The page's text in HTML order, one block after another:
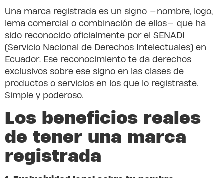
Una marca registrada es un signo —nombre, logo,
lema comercial o combinación de ellos— que ha
sido reconocido oficialmente por el SENADI
(Servicio Nacional de Derechos Intelectuales) en
Ecuador. Ese reconocimiento te da derechos
exclusivos sobre ese signo en las clases de
productos o servicios en los que lo registraste.
Simple y poderoso.
Los beneficios reales
de tener una marca
registrada